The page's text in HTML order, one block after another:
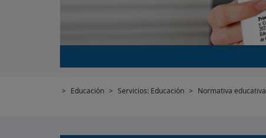
> Educación > Servicios: Educación > Normativa educativa